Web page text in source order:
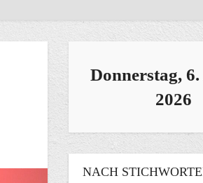
Donnerstag,
2026
NACH